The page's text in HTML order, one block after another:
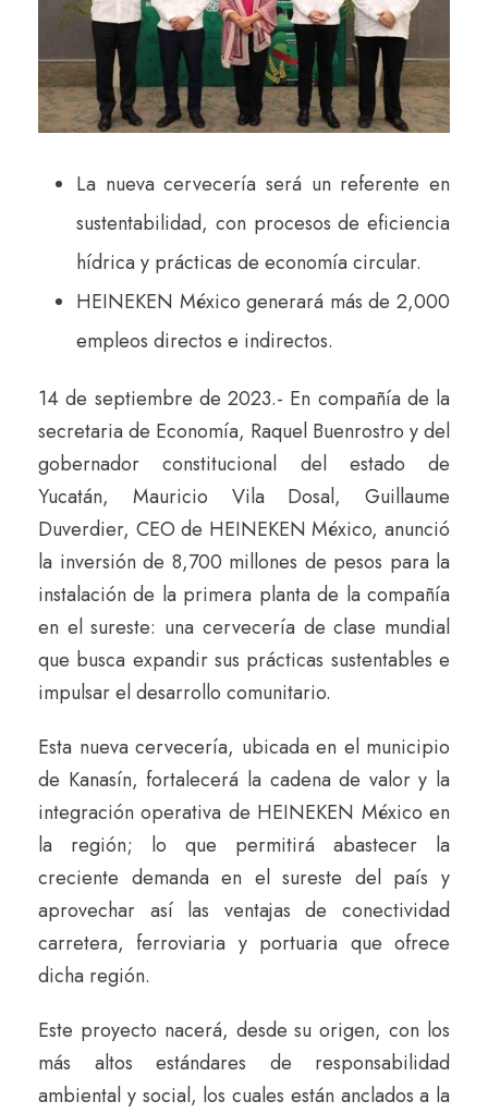
La nueva cervecería será un referente en
sustentabilidad, con procesos de eficiencia
hídrica y prácticas de economía circular.
HEINEKEN México generará más de 2,000
empleos directos e indirectos.
14 de septiembre de 2023.- En compañía de la
secretaria de Economía, Raquel Buenrostro y del
gobernador constitucional del estado de
Yucatán, Mauricio Vila Dosal, Guillaume
Duverdier, CEO de HEINEKEN México, anunció
la inversión de 8,700 millones de pesos para la
instalación de la primera planta de la compañía
en el sureste: una cervecería de clase mundial
que busca expandir sus prácticas sustentables e
impulsar el desarrollo comunitario.
Esta nueva cervecería, ubicada en el municipio
de Kanasín, fortalecerá la cadena de valor y la
integración operativa de HEINEKEN México en
la región; lo que permitirá abastecer la
creciente demanda en el sureste del país y
aprovechar así las ventajas de conectividad
carretera, ferroviaria y portuaria que ofrece
dicha región.
Este proyecto nacerá, desde su origen, con los
más altos estándares de responsabilidad
ambiental y social, los cuales están anclados a la